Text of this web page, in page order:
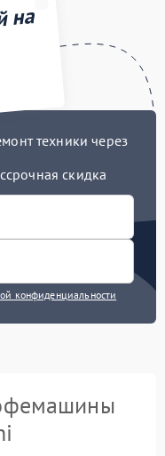
на
техники через
скидка
конфиденциальности